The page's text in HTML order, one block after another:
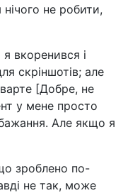
не робити,
вкоренився і
скріншотів; але
варте [Добре, не
у мене просто
Але якщо я
зроблено по-
не так, може